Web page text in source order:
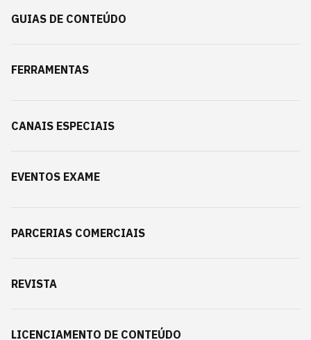
GUIAS DE CONTEÚDO
FERRAMENTAS
CANAIS ESPECIAIS
EVENTOS EXAME
PARCERIAS COMERCIAIS
REVISTA
LICENCIAMENTO DE CONTEÚDO